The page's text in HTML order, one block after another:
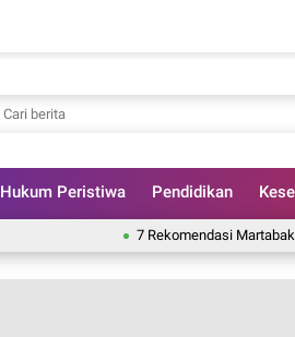
Hukum Peristiwa Pendidikan
7 Rekomendasi Martabak Di